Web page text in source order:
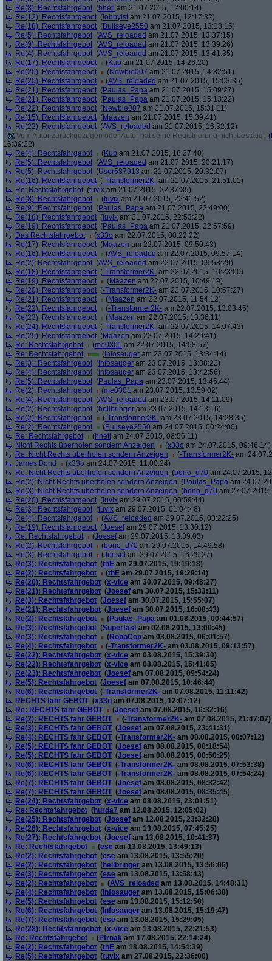
Re(8): Rechtsfahrgebot (hhetl am 21.07.2015, 12:00:14)
Re(12): Rechtsfahrgebot ( lobbyist am 21.07.2015, 12:17:32)
Re(18): Rechtsfahrgebot (Bullseye2550 am 21.07.2015, 13:18:15)
Re(5): Rechtsfahrgebot (AVS_reloaded am 21.07.2015, 13:37:15)
Re(9): Rechtsfahrgebot (AVS_reloaded am 21.07.2015, 13:39:26)
Re(4): Rechtsfahrgebot (AVS_reloaded am 21.07.2015, 13:41:35)
Re(17): Rechtsfahrgebot
(Kub am 21.07.2015, 14:26:20)
Re(20): Rechtsfahrgebot
(Newbie007 am 21.07.2015, 14:32:51)
Re(20): Rechtsfahrgebot
(AVS_reloaded am 21.07.2015, 15:03:35)
Re(21): Rechtsfahrgebot (Paulas_Papa am 21.07.2015, 15:09:27)
Re(21): Rechtsfahrgebot (Paulas_Papa am 21.07.2015, 15:13:22)
Re(22): Rechtsfahrgebot (Newbie007 am 21.07.2015, 15:31:11)
Re(15): Rechtsfahrgebot (Maazen am 21.07.2015, 15:39:41)
Re(22): Rechtsfahrgebot (AVS_reloaded am 21.07.2015, 16:32:12)
Vom Autor zurückgezogen oder Autor hat seine Registrierung nicht bestätigt (
16:39:22)
Re(4): Rechtsfahrgebot
(Kub am 21.07.2015, 18:27:40)
Re(5): Rechtsfahrgebot (AVS_reloaded am 21.07.2015, 20:21:17)
Re(5): Rechtsfahrgebot (User587913 am 21.07.2015, 20:32:07)
Re(16): Rechtsfahrgebot (-Transformer2K- am 21.07.2015, 21:51:01)
Re: Rechtsfahrgebot (tuvix am 21.07.2015, 22:37:35)
Re(8): Rechtsfahrgebot
(tuvix am 21.07.2015, 22:41:52)
Re(9): Rechtsfahrgebot (Paulas_Papa am 21.07.2015, 22:49:00)
Re(18): Rechtsfahrgebot (tuvix am 21.07.2015, 22:53:22)
Re(19): Rechtsfahrgebot (Paulas_Papa am 21.07.2015, 22:57:59)
Das Rechtsfahrgebot
(x33o am 22.07.2015, 00:22:22)
Re(17): Rechtsfahrgebot (Maazen am 22.07.2015, 09:50:43)
Re(16): Rechtsfahrgebot
(AVS_reloaded am 22.07.2015, 09:57:14)
Re(2): Rechtsfahrgebot (AVS_reloaded am 22.07.2015, 09:58:29)
Re(18): Rechtsfahrgebot (-Transformer2K- am 22.07.2015, 10:23:00)
Re(19): Rechtsfahrgebot
(Maazen am 22.07.2015, 10:49:19)
Re(20): Rechtsfahrgebot (-Transformer2K- am 22.07.2015, 10:57:27)
Re(21): Rechtsfahrgebot
(Maazen am 22.07.2015, 11:54:12)
Re(22): Rechtsfahrgebot
(-Transformer2K- am 22.07.2015, 13:03:45)
Re(23): Rechtsfahrgebot
(Maazen am 22.07.2015, 13:36:11)
Re(24): Rechtsfahrgebot (-Transformer2K- am 22.07.2015, 14:07:43)
Re(25): Rechtsfahrgebot (Maazen am 22.07.2015, 14:29:41)
Re: Rechtsfahrgebot
(me0301 am 22.07.2015, 14:58:57)
Re: Rechtsfahrgebot
( Infosauger am 23.07.2015, 13:34:14)
Re(3): Rechtsfahrgebot ( Infosauger am 23.07.2015, 13:38:22)
Re(4): Rechtsfahrgebot ( Infosauger am 23.07.2015, 13:42:56)
Re(5): Rechtsfahrgebot (Paulas_Papa am 23.07.2015, 13:45:44)
Re(2): Rechtsfahrgebot
(me0301 am 23.07.2015, 13:59:02)
Re(4): Rechtsfahrgebot (AVS_reloaded am 23.07.2015, 14:11:09)
Re(2): Rechtsfahrgebot (hellbringer am 23.07.2015, 14:13:16)
Re(2): Rechtsfahrgebot
(-Transformer2K- am 23.07.2015, 14:28:35)
Re(2): Rechtsfahrgebot
(Bullseye2550 am 24.07.2015, 00:24:00)
Re: Rechtsfahrgebot
(hhetl am 24.07.2015, 08:56:11)
Nicht Rechts überholen sondern Anzeigen
(x33o am 24.07.2015, 09:46:14)
Re: Nicht Rechts überholen sondern Anzeigen
(-Transformer2K- am
James Bond
(x33o am 24.07.2015, 11:00:24)
Re: Nicht Rechts überholen sondern Anzeigen (bono_d70 am 24.07.2015,
Re(2): Nicht Rechts überholen sondern Anzeigen (Paulas_Papa am
Re(3): Nicht Rechts überholen sondern Anzeigen (bono_d70 am
Re(20): Rechtsfahrgebot (tuvix am 29.07.2015, 00:59:44)
Re(3): Rechtsfahrgebot (tuvix am 29.07.2015, 01:04:48)
Re(4): Rechtsfahrgebot
(AVS_reloaded am 29.07.2015, 08:22:25)
Re(19): Rechtsfahrgebot (Joesefam 29.07.2015, 13:30:12)
Re: Rechtsfahrgebot
(Joesefam 29.07.2015, 13:39:03)
Re(2): Rechtsfahrgebot
(bono_d70 am 29.07.2015, 14:49:58)
Re(3): Rechtsfahrgebot
(Joesefam 29.07.2015, 16:29:27)
Re(3): Rechtsfahrgebot (thE am 29.07.2015, 19:19:18)
Re(2): Rechtsfahrgebot
(thE am 29.07.2015, 19:29:14)
Re(20): Rechtsfahrgebot (x-vice am 30.07.2015, 09:48:27)
Re(21): Rechtsfahrgebot (Joesef am 30.07.2015, 15:33:11)
Re(3): Rechtsfahrgebot (Joesef am 30.07.2015, 15:55:07)
Re(21): Rechtsfahrgebot (Joesef am 30.07.2015, 16:08:43)
Re(2): Rechtsfahrgebot
(Paulas_Papa am 01.08.2015, 00:44:57)
Re(3): Rechtsfahrgebot (Superfast am 02.08.2015, 13:00:45)
Re(3): Rechtsfahrgebot
(RoboCop am 03.08.2015, 06:01:57)
Re(4): Rechtsfahrgebot
(-Transformer2K- am 03.08.2015, 09:13:57)
Re(22): Rechtsfahrgebot (x-vice am 03.08.2015, 15:39:30)
Re(22): Rechtsfahrgebot (x-vice am 03.08.2015, 15:41:05)
Re(23): Rechtsfahrgebot (Joesef am 07.08.2015, 09:54:24)
Re(5): Rechtsfahrgebot (Joesef am 07.08.2015, 10:46:44)
Re(6): Rechtsfahrgebot (-Transformer2K- am 07.08.2015, 11:11:42)
RECHTS fahr GEBOT (x33o am 07.08.2015, 12:07:12)
Re: RECHTS fahr GEBOT
(Joesef am 07.08.2015, 16:32:16)
Re(2): RECHTS fahr GEBOT
(-Transformer2K- am 07.08.2015, 21:47:07)
Re(3): RECHTS fahr GEBOT (Joesef am 07.08.2015, 23:41:31)
Re(4): RECHTS fahr GEBOT (-Transformer2K- am 08.08.2015, 00:07:12)
Re(5): RECHTS fahr GEBOT (Joesef am 08.08.2015, 00:18:54)
Re(5): RECHTS fahr GEBOT (Joesef am 08.08.2015, 00:50:25)
Re(6): RECHTS fahr GEBOT (-Transformer2K- am 08.08.2015, 07:53:38)
Re(6): RECHTS fahr GEBOT (-Transformer2K- am 08.08.2015, 07:54:24)
Re(7): RECHTS fahr GEBOT (Joesef am 08.08.2015, 08:32:42)
Re(7): RECHTS fahr GEBOT (Joesef am 08.08.2015, 08:35:45)
Re(24): Rechtsfahrgebot (x-vice am 08.08.2015, 23:01:51)
Re: Rechtsfahrgebot (hurda7 am 12.08.2015, 12:05:02)
Re(25): Rechtsfahrgebot (Joesef am 12.08.2015, 23:32:28)
Re(26): Rechtsfahrgebot (x-vice am 13.08.2015, 07:45:25)
Re(27): Rechtsfahrgebot (Joesef am 13.08.2015, 10:41:37)
Re: Rechtsfahrgebot
(ese am 13.08.2015, 13:49:13)
Re(2): Rechtsfahrgebot (ese am 13.08.2015, 13:55:20)
Re(2): Rechtsfahrgebot (hellbringer am 13.08.2015, 13:56:06)
Re(3): Rechtsfahrgebot (ese am 13.08.2015, 13:58:43)
Re(2): Rechtsfahrgebot
(AVS_reloaded am 13.08.2015, 14:48:31)
Re(4): Rechtsfahrgebot ( Infosauger am 13.08.2015, 15:06:38)
Re(5): Rechtsfahrgebot (ese am 13.08.2015, 15:12:50)
Re(6): Rechtsfahrgebot ( Infosauger am 13.08.2015, 15:19:47)
Re(7): Rechtsfahrgebot (ese am 13.08.2015, 15:29:05)
Re(28): Rechtsfahrgebot (x-vice am 13.08.2015, 22:21:53)
Re: Rechtsfahrgebot
(Pfrnak am 17.08.2015, 22:14:24)
Re(2): Rechtsfahrgebot (thE am 18.08.2015, 14:54:39)
Re(5): Rechtsfahrgebot (tuvix am 27.08.2015, 22:36:00)